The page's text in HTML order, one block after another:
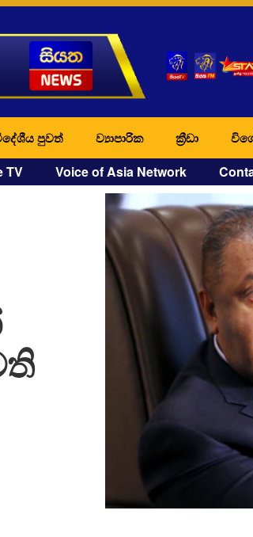
පුවත් ව්‍යාපාරික ක්‍රීඩා
TV Voice of Asia Network